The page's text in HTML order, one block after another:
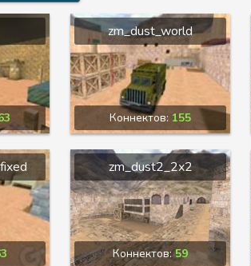
Коннектов: 155
zm_dust_world
Коннектов:59
zm_dust2_2x2